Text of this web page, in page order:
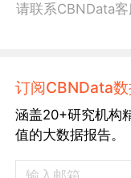
请联系CBNData
订阅CBNData
涵盖20+研究机构
值的大数据报告。